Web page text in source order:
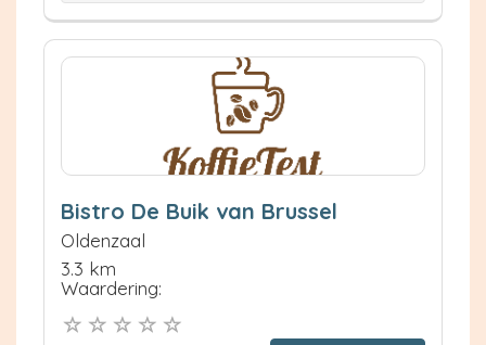
Bistro De Buik van Brussel
Oldenzaal
3.3 km
Waardering: